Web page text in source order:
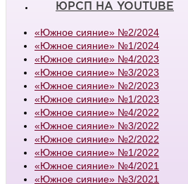
ЮРСП НА YOUTUBE
«Южное сияние» №2/2024
«Южное сияние» №1/2024
«Южное сияние» №4/2023
«Южное сияние» №3/2023
«Южное сияние» №2/2023
«Южное сияние» №1/2023
«Южное сияние» №4/2022
«Южное сияние» №3/2022
«Южное сияние» №2/2022
«Южное сияние» №1/2022
«Южное сияние» №4/2021
«Южное сияние» №3/2021